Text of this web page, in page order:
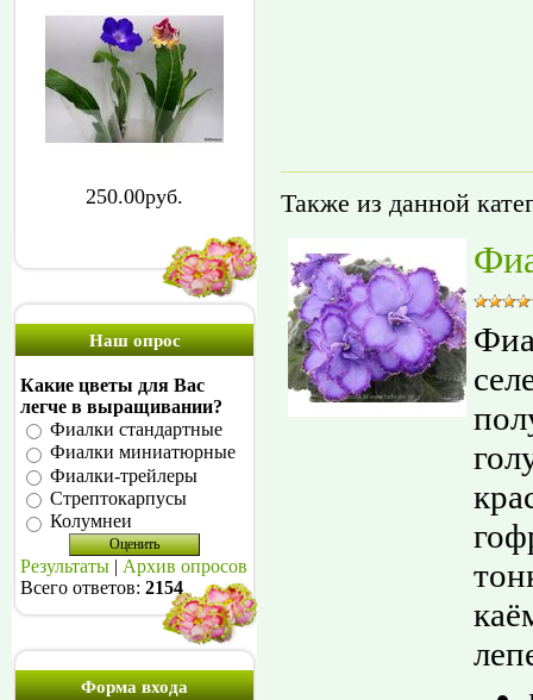
250.00руб.
Наш опрос
Какие цветы для Вас
легче в выращивании?
Фиалки стандартные
Фиалки миниатюрные
Фиалки-трейлеры
Стрептокарпусы
Колумнеи
Результаты
Архив опросов
Всего ответов: 2154
Форма входа
Также из данной